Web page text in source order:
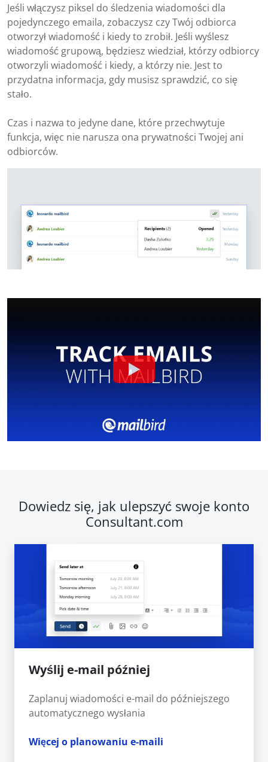
Jeśli włączysz piksel do śledzenia wiadomości dla
pojedynczego emaila, zobaczysz czy Twój odbiorca
otworzył wiadomość i kiedy to zrobił. Jeśli wyślesz
wiadomość grupową, będziesz wiedział, którzy odbiorcy
otworzyli wiadomość i kiedy, a którzy nie. Jest to
przydatna informacja, gdy musisz sprawdzić, co się
stało.
Czas i nazwa to jedyne dane, które przechwytuje
funkcja, więc nie narusza ona prywatności Twojej ani
odbiorców.
Dowiedz się, jak ulepszyć swoje konto
Consultant.com
Wyślij e-mail później
Zaplanuj wiadomości e-mail do późniejszego
automatycznego wysłania
Więcej o planowaniu e-maili